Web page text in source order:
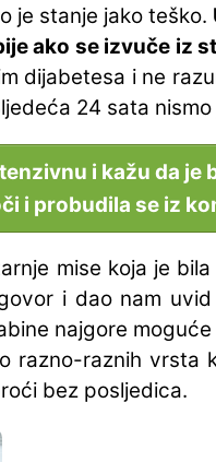
je stanje jako teško.
ako se izvuče iz
dijabetesa i ne
24 sata
i kažu da je
i probudila se iz
mise koja je
i dao nam
najgore
razno-raznih vrsta
bez posljedica.